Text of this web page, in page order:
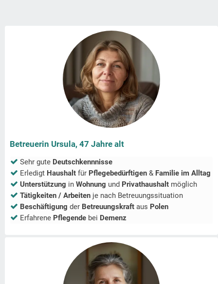
Betreuerin Ursula, 47 Jahre alt
Sehr gute Deutschkennnisse
Erledigt Haushalt für Pflegebedürftigen & Familie im Alltag
Unterstützung in Wohnung und Privathaushalt möglich
Tätigkeiten / Arbeiten je nach Betreuungssituation
Beschäftigung der Betreuungskraft aus Polen
Erfahrene Pflegende bei Demenz